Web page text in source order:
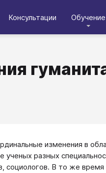
Консультации Обучение
изменения в
ученых разных
социологов. В то же